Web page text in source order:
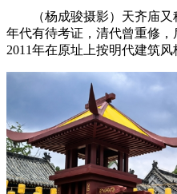
（杨成骏摄影）天齐庙
年代有待考证，清代曾重修，
2011年在原址上按明代建筑风